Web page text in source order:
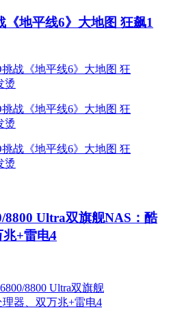
《地平线6》大地图 狂飙1
8800 Ultra双旗舰NAS：酷
+雷电4